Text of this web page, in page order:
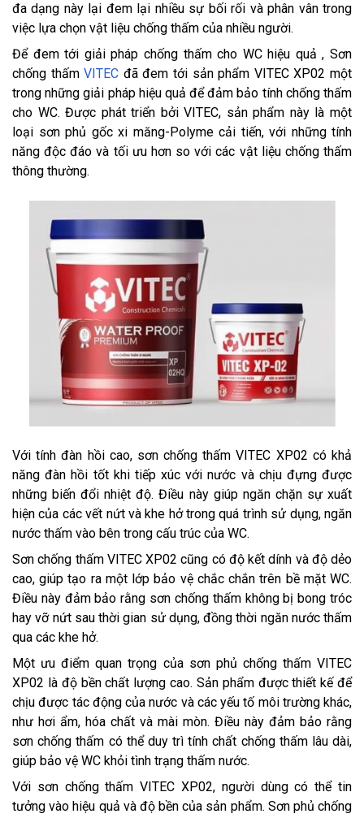
đa dạng này lại đem lại nhiều sự bối rối và phân vân trong
việc lựa chọn vật liệu chống thấm của nhiều người.
Để đem tới giải pháp chống thấm cho WC hiệu quả , Sơn
chống thấmVITEC đã đem tới sản phẩm VITEC XP02 một
trong những giải pháp hiệu quả để đảm bảo tính chống thấm
cho WC. Được phát triển bởi VITEC, sản phẩm này là một
loại sơn phủ gốc xi măng-Polyme cải tiến, với những tính
năng độc đáo và tối ưu hơn so với các vật liệu chống thấm
thông thường.
Với tính đàn hồi cao, sơn chống thấm VITEC XP02 có khả
năng đàn hồi tốt khi tiếp xúc với nước và chịu đựng được
những biến đổi nhiệt độ. Điều này giúp ngăn chặn sự xuất
hiện của các vết nứt và khe hở trong quá trình sử dụng, ngăn
nước thấm vào bên trong cấu trúc của WC.
Sơn chống thấm VITEC XP02 cũng có độ kết dính và độ dẻo
cao, giúp tạo ra một lớp bảo vệ chắc chắn trên bề mặt WC.
Điều này đảm bảo rằng sơn chống thấm không bị bong tróc
hay vỡ nứt sau thời gian sử dụng, đồng thời ngăn nước thấm
qua các khe hở.
Một ưu điểm quan trọng của sơn phủ chống thấm VITEC
XP02 là độ bền chất lượng cao. Sản phẩm được thiết kế để
chịu được tác động của nước và các yếu tố môi trường khác,
như hơi ẩm, hóa chất và mài mòn. Điều này đảm bảo rằng
sơn chống thấm có thể duy trì tính chất chống thấm lâu dài,
giúp bảo vệ WC khỏi tình trạng thấm nước.
Với sơn chống thấm VITEC XP02, người dùng có thể tin
tưởng vào hiệu quả và độ bền của sản phẩm. Sơn phủ chống